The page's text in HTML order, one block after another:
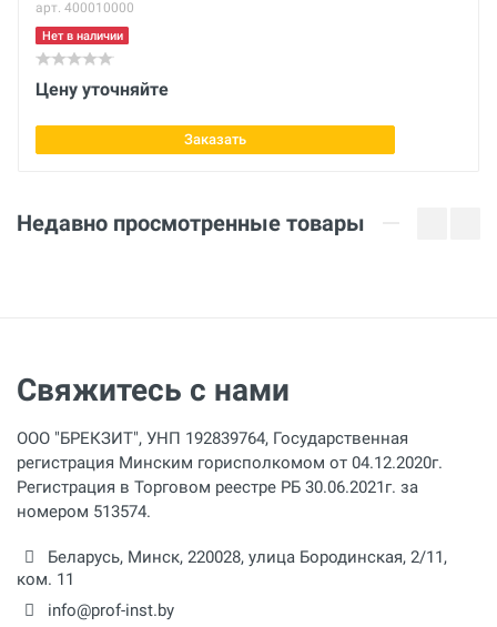
арт. 400010000
Нет в наличии
Цену уточняйте
Заказать
Недавно просмотренные товары
Свяжитесь с нами
ООО "БРЕКЗИТ", УНП 192839764, Государственная
регистрация Минским горисполкомом от 04.12.2020г.
Регистрация в Торговом реестре РБ 30.06.2021г. за
номером 513574.
Беларусь, Минск, 220028, улица Бородинская, 2/11,
ком. 11
info@prof-inst.by